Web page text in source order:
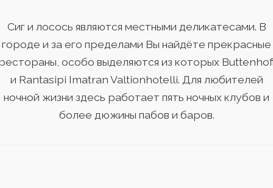
Сиг и лосось являются местными деликатесами. В
городе и за его пределами Вы найдёте прекрасные
особо выделяются из которых
и Rantasipi Imatran Valtionhotelli. Для любителей
ночной жизни здесь работает пять ночных клубов и
более дюжины пабов и баров.